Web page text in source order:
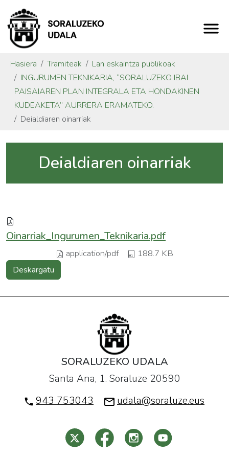
Hasiera Tramiteak
Lan eskaintza publikoak
INGURUMEN TEKNIKARIA, “SORALUZEKO IBAI
PAISAIAREN PLAN INTEGRALA ETA HONDAKINEN
KUDEAKETA” AURRERA ERAMATEKO.
Deialdiaren oinarriak
Deialdiaren oinarriak
Oinarriak_Ingurumen_Teknikaria.pdf
application/pdf 188.7 KB
Deskargatu
SORALUZEKO UDALA
Santa Ana, 1. Soraluze 20590
943 753043
udala@soraluze.eus